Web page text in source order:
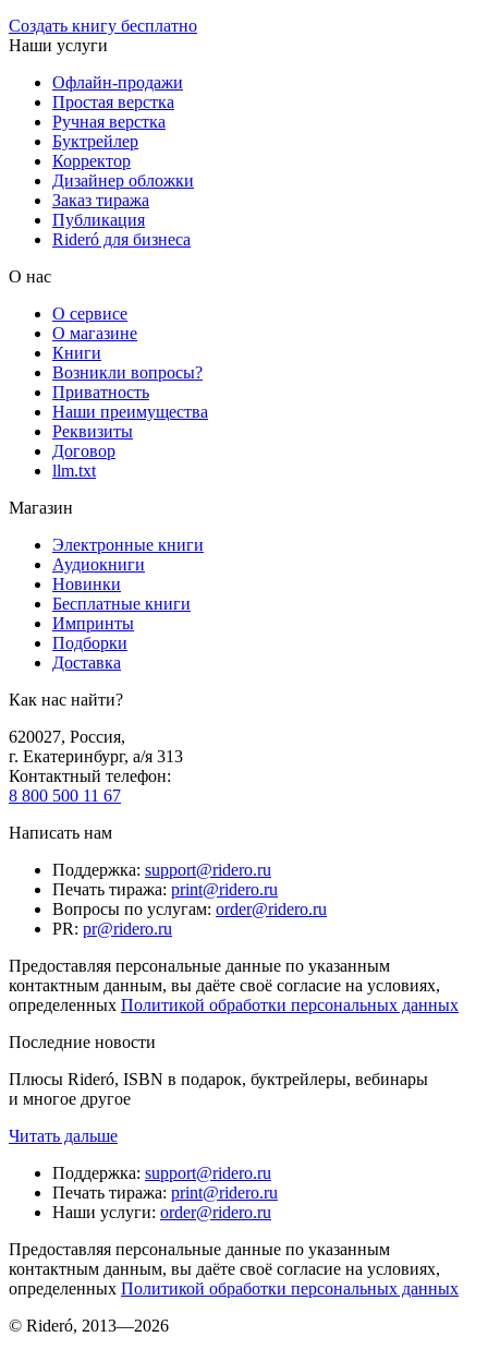
Создать книгу бесплатно
Наши услуги
Офлайн-продажи
Простая верстка
Ручная верстка
Буктрейлер
Корректор
Дизайнер обложки
Заказ тиража
Публикация
Rideró для бизнеса
О нас
О сервисе
О магазине
Книги
Возникли вопросы?
Приватность
Наши преимущества
Реквизиты
Договор
llm.txt
Магазин
Электронные книги
Аудиокниги
Новинки
Бесплатные книги
Импринты
Подборки
Доставка
Как нас найти?
620027, Россия,
г. Екатеринбург, а/я 313
Контактный телефон:
8 800 500 11 67
Написать нам
Поддержка: support@ridero.ru
Печать тиража: print@ridero.ru
Вопросы по услугам: order@ridero.ru
PR: pr@ridero.ru
Предоставляя персональные данные по указанным
контактным данным, вы даёте своё согласие на условиях,
определенных Политикой обработки персональных данных
Последние новости
Плюсы Rideró, ISBN в подарок, буктрейлеры, вебинары
и многое другое
Читать дальше
Поддержка: support@ridero.ru
Печать тиража: print@ridero.ru
Наши услуги: order@ridero.ru
Предоставляя персональные данные по указанным
контактным данным, вы даёте своё согласие на условиях,
определенных Политикой обработки персональных данных
© Rideró, 2013—2026